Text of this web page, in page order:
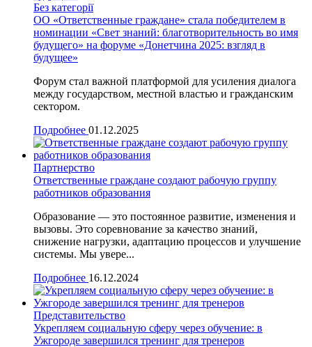
Без категорії
ОО «Ответственные граждане» стала победителем в
номинации «Свет знаний: благотворительность во имя
будущего» на форуме «Донетчина 2025: взгляд в
будущее»
Форум стал важной платформой для усиления диалога
между государством, местной властью и гражданским
сектором.
Подробнее 01.12.2025
Партнерство
Ответственные граждане создают рабочую группу
работников образования
Образование — это постоянное развитие, изменения и
вызовы. Это соревнование за качество знаний,
снижение нагрузки, адаптацию процессов и улучшение
системы. Мы увере...
Подробнее 16.12.2024
Представительство
Укрепляем социальную сферу через обучение: в
Ужгороде завершился тренинг для тренеров